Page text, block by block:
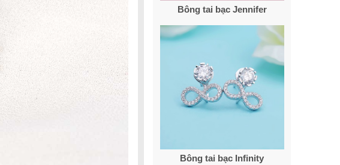
Bông tai bạc Jennifer
Bông tai bạc Infinity